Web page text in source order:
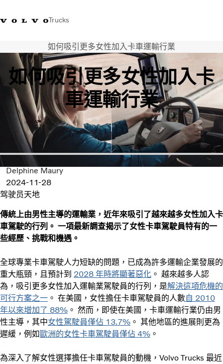
Trucks
WhatsApp 3713 1738售服專線 3713 1788Volvo Trucks 商店查找經銷商
運輸解決方案
貨車
服務
尋找經銷商
News
關於我們
聯絡我們
IAL 電子報
下載專區
如何吸引更多女性加入卡車運輸行業
如何吸引更多女性加入卡
車運輸行業
Delphine Maury
2024-11-28
驾驶员天地
傳統上由男性主導的運輸業，近年來吸引了越來越多女性加入卡
車駕駛的行列。 一項最新調查揭示了女性卡車駕駛員特有的一
些經歷、挑戰和機遇。
全球專業卡車駕駛人力短缺的問題，已成為許多運輸企業發展的
重大瓶頸，且預計到 2028 年時將顯著惡化 。 越來越多人認
為，吸引更多女性加入運輸業駕駛員的行列，是解決這項危機的
可行方案之一 。 在美國，女性擔任卡車駕駛員的人數自 2010
年以來增加了 88% 。 然而，即使在美國，卡車運輸行業仍由男
性主導，其中女性駕駛員僅佔 13.7% 。 其他地區的進展則更為
遲緩，例如歐洲的女性卡車駕駛員僅佔 4% 。
為深入了解女性選擇擔任卡車駕駛員的動機，Volvo Trucks 最近